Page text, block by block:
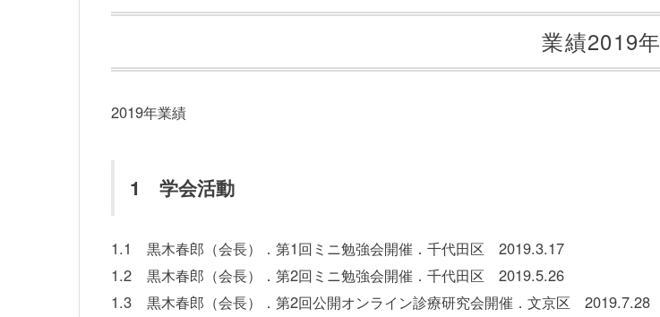
業績2019年
2019年業績
1 学会活動
1.1
黒木春郎（会長）．第1回ミニ勉強会開催．千代田区 2019.3.17
1.2
黒木春郎（会長）．第2回ミニ勉強会開催．千代田区 2019.5.26
1.3
黒木春郎（会長）．第2回公開オンライン診療研究会開催．文京区 2019.7.28